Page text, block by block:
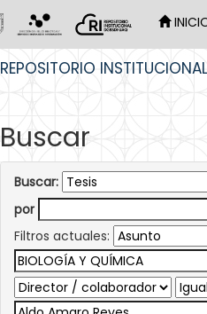
REPOSITORIO
Buscar
Buscar:
por
Filtros actuales: